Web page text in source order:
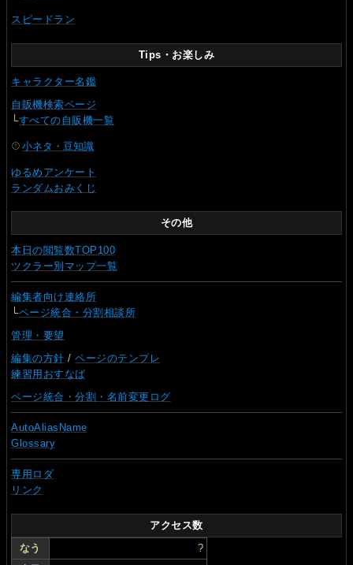
スピードラン
Tips・お楽しみ
キャラクター名鑑
自販機検索ページ
└すべての自販機一覧
小ネタ・豆知識
ゆるめアンケート
ランダムおみくじ
その他
本日の閲覧数TOP100
ツクラー別マップ一覧
編集者向け連絡所
└ページ統合・分割相談所
管理・要望
編集の方針 /ページのテンプレ
練習用おすなば
ページ統合・分割・名前変更ログ
AutoAliasName
Glossary
専用ロダ
リンク
アクセス数
なう
?